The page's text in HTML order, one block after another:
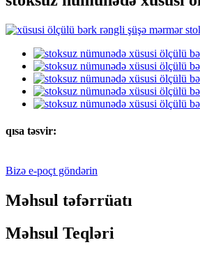
qısa təsvir:
Bizə e-poçt göndərin
Məhsul təfərrüatı
Məhsul Teqləri